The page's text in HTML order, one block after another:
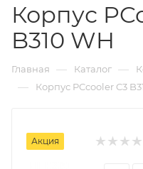
Корпус
B310 WH
Главная — Каталог —
— Корпус PCcooler C3
Акция